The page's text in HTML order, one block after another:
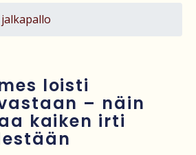
kritiikiltä – valitsi Katy Perryn
tapasjuhlilla – 17 loukkaantui Espanjassa
avaa 30-vuotisen taistelunsa
ja endometrioosin hoidon puolesta
loisti
– näin
kaiken irti